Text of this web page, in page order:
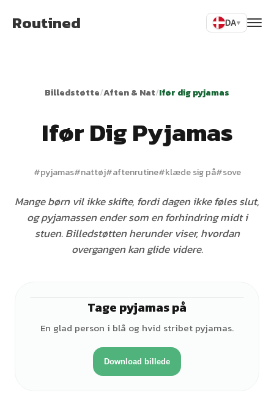
Routined DA▾
Billedstøtte/Aften & Nat/Ifør dig pyjamas
Ifør Dig Pyjamas
#pyjamas#nattøj#aftenrutine#klæde sig på#sove
Mange børn vil ikke skifte, fordi dagen ikke føles slut,
og pyjamassen ender som en forhindring midt i
stuen. Billedstøtten herunder viser, hvordan
overgangen kan glide videre.
Tage pyjamas på
En glad person i blå og hvid stribet pyjamas.
Download billede